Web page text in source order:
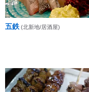
五鉄 (北新地/居酒屋)